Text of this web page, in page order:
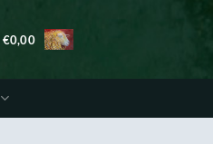
€0,00